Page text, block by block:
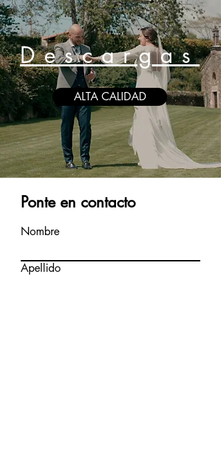
Descargas
ALTA CALIDAD
Ponte en contacto
Nombre
Apellido